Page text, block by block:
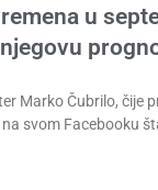
u
Marko Čubrilo, čije
svom Facebooku